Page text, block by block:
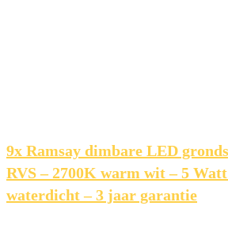
9x Ramsay dimbare LED
RVS – 2700K warm wit – 5
waterdicht – 3 jaar garantie